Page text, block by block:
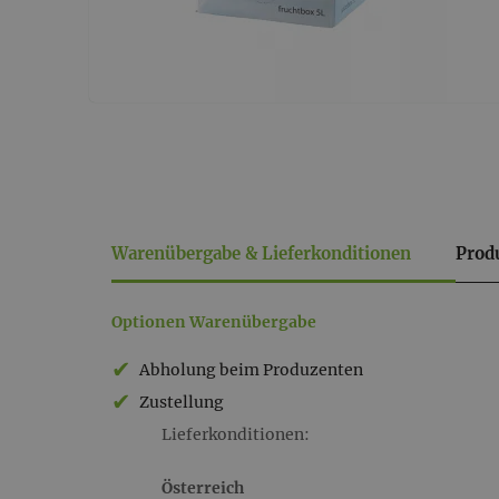
Warenübergabe & Lieferkonditionen
Warenübergabe
&
Lieferkonditionen
Optionen Warenübergabe
Abholung beim Produzenten
Zustellung
Lieferkonditionen:
Österreich